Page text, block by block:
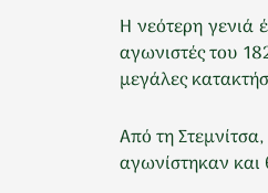
Η νεότερη γενιά
αγωνιστές του
μεγάλες
Από τη
αγωνίστηκαν και